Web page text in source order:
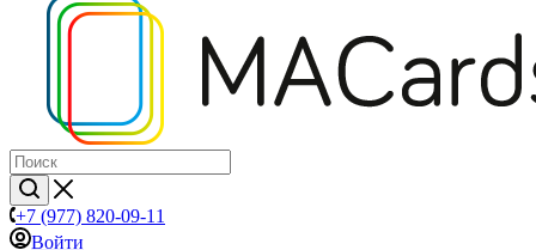
+7 (977) 820-09-11
Войти